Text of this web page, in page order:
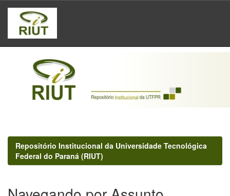
Skip
navigation
Repositório Institucional da Universidade Tecnológica
Federal do Paraná (RIUT)